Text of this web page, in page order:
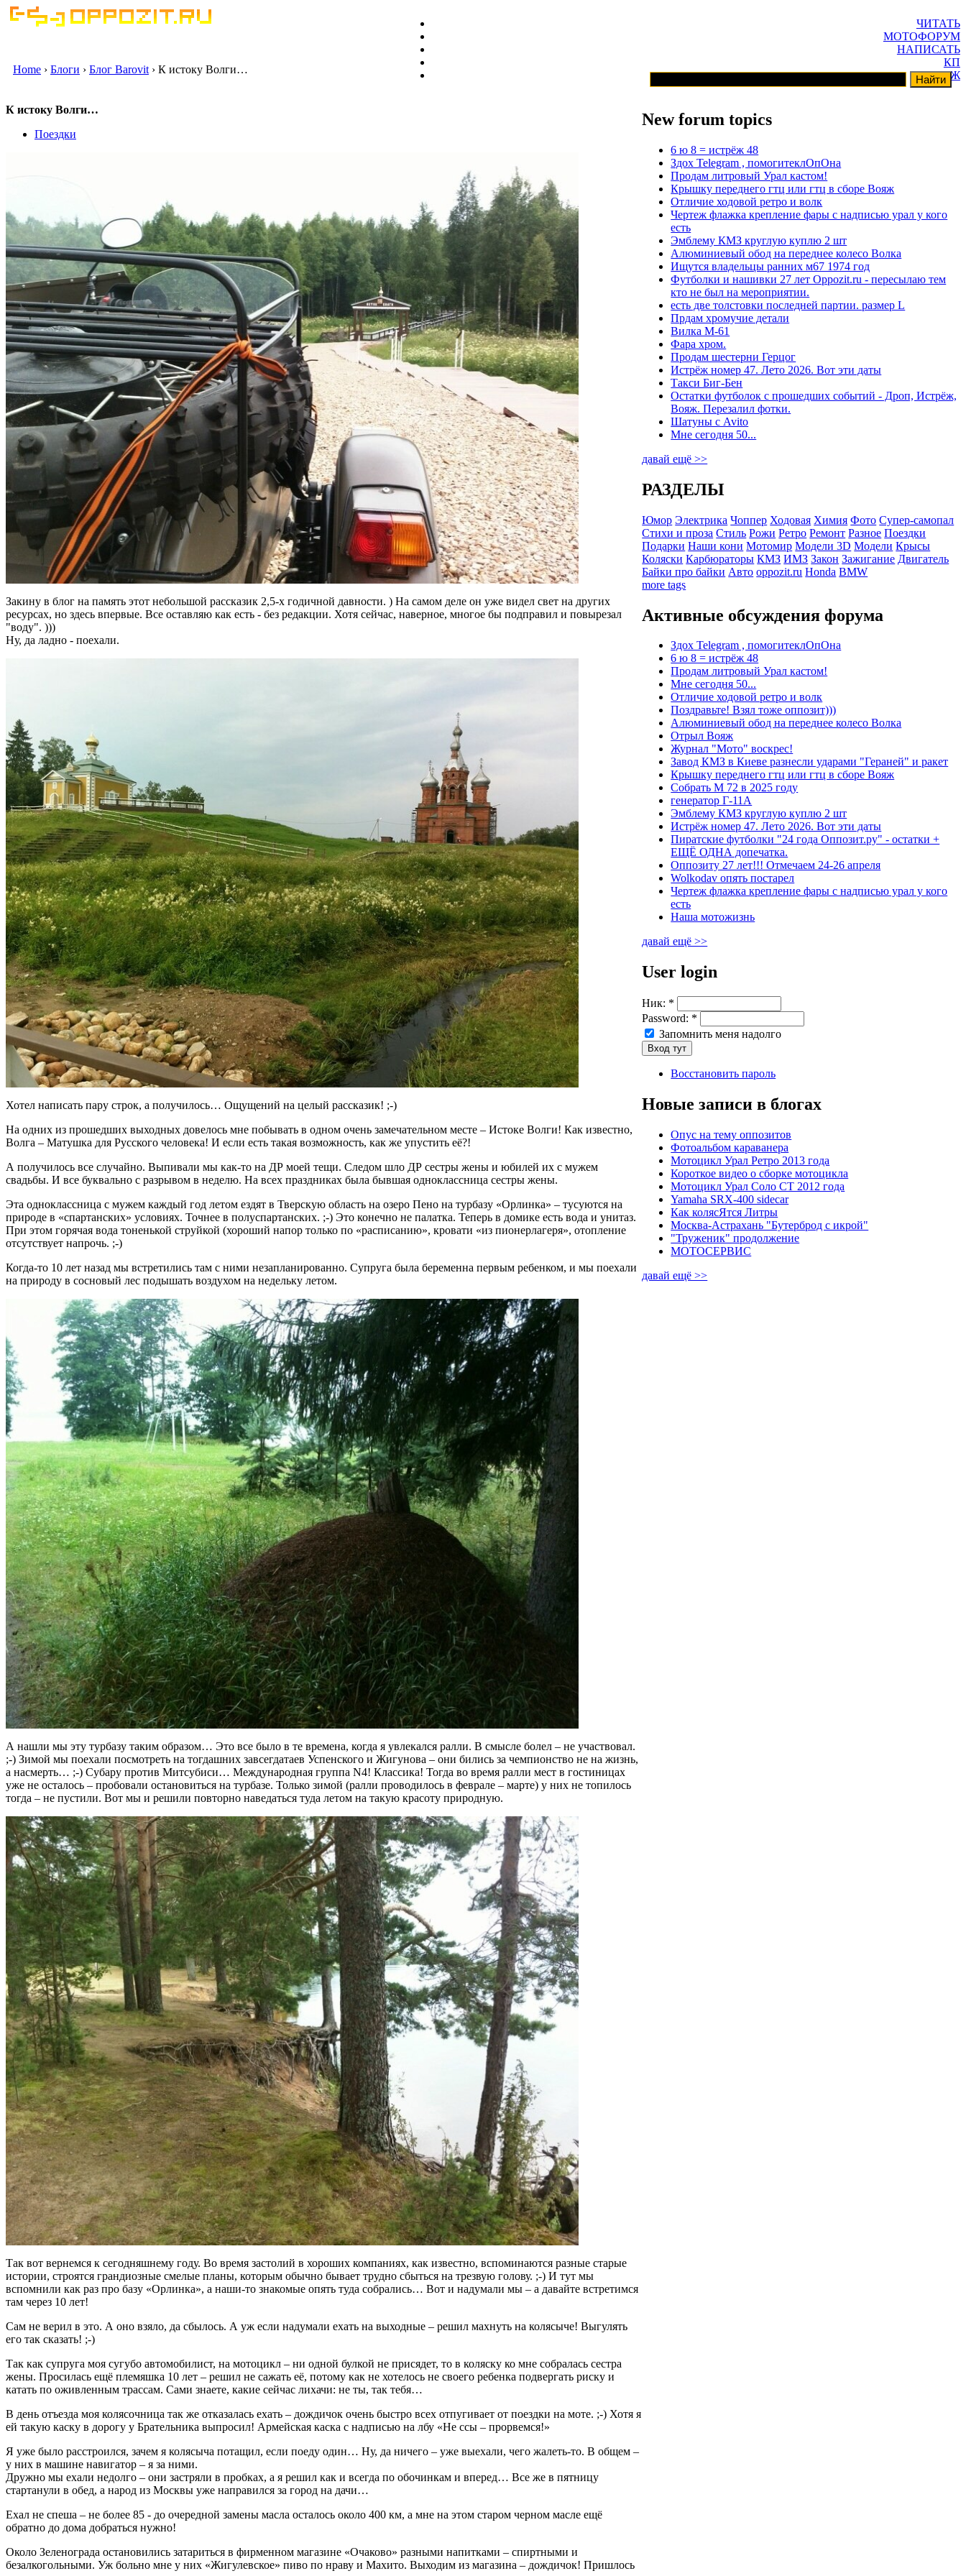
ЧИТАТЬ
МОТОФОРУМ
НАПИСАТЬ
КП
ГАРАЖ
Home › Блоги › Блог Barovit › К истоку Волги…
К истоку Волги…
Поездки
Закину в блог на память этот небольшой рассказик 2,5-х годичной давности. ) На самом деле он уже видел свет на других
ресурсах, но здесь впервые. Все оставляю как есть - без редакции. Хотя сейчас, наверное, многое бы подправил и повырезал
"воду". )))
Ну, да ладно - поехали.
Хотел написать пару строк, а получилось… Ощущений на целый рассказик! ;-)
На одних из прошедших выходных довелось мне побывать в одном очень замечательном месте – Истоке Волги! Как известно,
Волга – Матушка для Русского человека! И если есть такая возможность, как же упустить её?!
А получилось все случайно. Выпивали мы как-то на ДР моей тещи. Следом шло ДР сестры жены и юбилей их с мужем
свадьбы. И все буквально с разрывом в неделю. На всех праздниках была бывшая одноклассница сестры жены.
Эта одноклассница с мужем каждый год летом ездят в Тверскую область на озеро Пено на турбазу «Орлинка» – тусуются на
природе в «спартанских» условиях. Точнее в полуспартанских. ;-) Это конечно не палатка. Теперь в домике есть вода и унитаз.
При этом горячая вода тоненькой струйкой (хороший напор только по «расписанию», кровати «из пионерлагеря», отопление
отсутствует напрочь. ;-)
Когда-то 10 лет назад мы встретились там с ними незапланированно. Супруга была беременна первым ребенком, и мы поехали
на природу в сосновый лес подышать воздухом на недельку летом.
А нашли мы эту турбазу таким образом… Это все было в те времена, когда я увлекался ралли. В смысле болел – не участвовал.
;-) Зимой мы поехали посмотреть на тогдашних завсегдатаев Успенского и Жигунова – они бились за чемпионство не на жизнь,
а насмерть… ;-) Субару против Митсубиси… Международная группа N4! Классика! Тогда во время ралли мест в гостиницах
уже не осталось – пробовали остановиться на турбазе. Только зимой (ралли проводилось в феврале – марте) у них не топилось
тогда – не пустили. Вот мы и решили повторно наведаться туда летом на такую красоту природную.
Так вот вернемся к сегодняшнему году. Во время застолий в хороших компаниях, как известно, вспоминаются разные старые
истории, строятся грандиозные смелые планы, которым обычно бывает трудно сбыться на трезвую голову. ;-) И тут мы
вспомнили как раз про базу «Орлинка», а наши-то знакомые опять туда собрались… Вот и надумали мы – а давайте встретимся
там через 10 лет!
Сам не верил в это. А оно взяло, да сбылось. А уж если надумали ехать на выходные – решил махнуть на колясыче! Выгулять
его так сказать! ;-)
Так как супруга моя сугубо автомобилист, на мотоцикл – ни одной булкой не присядет, то в коляску ко мне собралась сестра
жены. Просилась ещё племяшка 10 лет – решил не сажать её, потому как не хотелось не своего ребенка подвергать риску и
катать по оживленным трассам. Сами знаете, какие сейчас лихачи: не ты, так тебя…
В день отъезда моя колясочница так же отказалась ехать – дождичок очень быстро всех отпугивает от поездки на моте. ;-) Хотя я
ей такую каску в дорогу у Брательника выпросил! Армейская каска с надписью на лбу «Не ссы – прорвемся!»
Я уже было расстроился, зачем я колясыча потащил, если поеду один… Ну, да ничего – уже выехали, чего жалеть-то. В общем –
у них в машине навигатор – я за ними.
Дружно мы ехали недолго – они застряли в пробках, а я решил как и всегда по обочинкам и вперед… Все же в пятницу
стартанули в обед, а народ из Москвы уже направился за город на дачи…
Ехал не спеша – не более 85 - до очередной замены масла осталось около 400 км, а мне на этом старом черном масле ещё
обратно до дома добраться нужно!
Около Зеленограда остановились затариться в фирменном магазине «Очаково» разными напитками – спиртными и
безалкогольными. Уж больно мне у них «Жигулевское» пиво по нраву и Махито. Выходим из магазина – дождичок! Пришлось
New forum topics
6 ю 8 = истрёж 48
Здох Telegram , помогитеклОпОна
Продам литровый Урал кастом!
Крышку переднего гтц или гтц в сборе Вояж
Отличие ходовой ретро и волк
Чертеж флажка крепление фары с надписью урал у кого
есть
Эмблему КМЗ круглую куплю 2 шт
Алюминиевый обод на переднее колесо Волка
Ищутся владельцы ранних м67 1974 год
Футболки и нашивки 27 лет Oppozit.ru - пересылаю тем
кто не был на мероприятии.
есть две толстовки последней партии. размер L
Прдам хромучие детали
Вилка М-61
Фара хром.
Продам шестерни Герцог
Истрёж номер 47. Лето 2026. Вот эти даты
Такси Биг-Бен
Остатки футболок с прошедших событий - Дроп, Истрёж,
Вояж. Перезалил фотки.
Шатуны с Avito
Мне сегодня 50...
давай ещё >>
РАЗДЕЛЫ
Юмор Электрика Чоппер Ходовая Химия Фото Супер-самопал
Стихи и проза Стиль Рожи Ретро Ремонт Разное Поездки
Подарки Наши кони Мотомир Модели 3D Модели Крысы
Коляски Карбюраторы КМЗ ИМЗ Закон Зажигание Двигатель
Байки про байки Авто oppozit.ru Honda BMW
more tags
Активные обсуждения форума
Здох Telegram , помогитеклОпОна
6 ю 8 = истрёж 48
Продам литровый Урал кастом!
Мне сегодня 50...
Отличие ходовой ретро и волк
Поздравьте! Взял тоже оппозит)))
Алюминиевый обод на переднее колесо Волка
Отрыл Вояж
Журнал "Мото" воскрес!
Завод КМЗ в Киеве разнесли ударами "Гераней" и ракет
Крышку переднего гтц или гтц в сборе Вояж
Собрать М 72 в 2025 году
генератор Г-11А
Эмблему КМЗ круглую куплю 2 шт
Истрёж номер 47. Лето 2026. Вот эти даты
Пиратские футболки "24 года Оппозит.ру" - остатки +
ЕЩЁ ОДНА допечатка.
Оппозиту 27 лет!!! Отмечаем 24-26 апреля
Wolkodav опять постарел
Чертеж флажка крепление фары с надписью урал у кого
есть
Наша мотожизнь
давай ещё >>
User login
Ник: *
Password: *
Запомнить меня надолго
Восстановить пароль
Новые записи в блогах
Опус на тему оппозитов
Фотоальбом караванера
Мотоцикл Урал Ретро 2013 года
Короткое видео о сборке мотоцикла
Мотоцикл Урал Соло СТ 2012 года
Yamaha SRX-400 sidecar
Как колясЯтся Литры
Москва-Астрахань "Бутерброд с икрой"
"Труженик" продолжение
МОТОСЕРВИС
давай ещё >>